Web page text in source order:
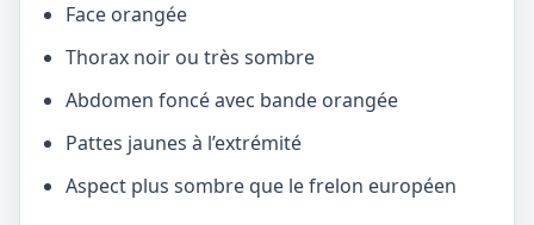
Face orangée
Thorax noir ou très sombre
Abdomen foncé avec bande orangée
Pattes jaunes à l’extrémité
Aspect plus sombre que le frelon européen